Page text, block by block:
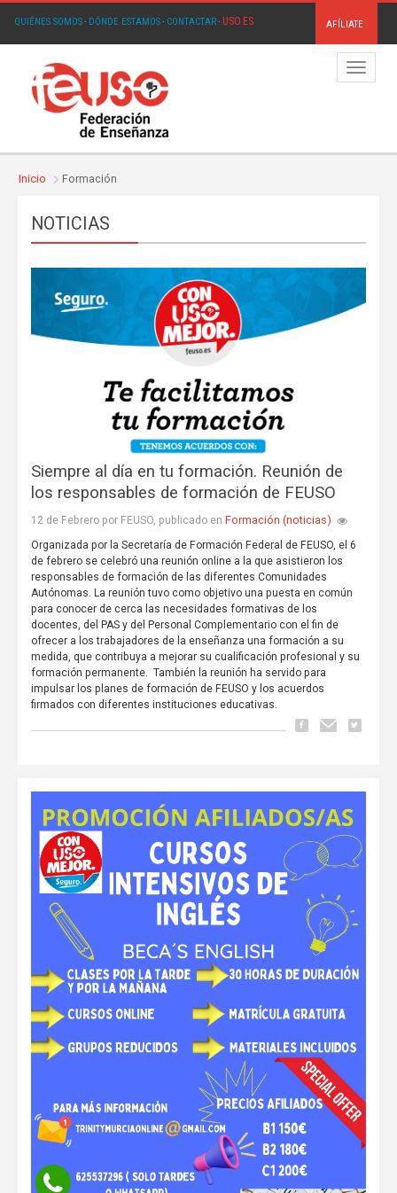
QUIÉNES SOMOS· DÓNDE ESTAMOS· CONTACTAR· USO.ES AFÍLIATE
Menú
Inicio Formación
NOTICIAS
Siempre al día en tu formación. Reunión de
los responsables de formación de FEUSO
12 de Febrero por FEUSO, publicado en Formación (noticias)
Organizada por la Secretaría de Formación Federal de FEUSO, el 6
de febrero se celebró una reunión online a la que asistieron los
responsables de formación de las diferentes Comunidades
Autónomas. La reunión tuvo como objetivo una puesta en común
para conocer de cerca las necesidades formativas de los
docentes, del PAS y del Personal Complementario con el fin de
ofrecer a los trabajadores de la enseñanza una formación a su
medida, que contribuya a mejorar su cualificación profesional y su
formación permanente. También la reunión ha servido para
impulsar los planes de formación de FEUSO y los acuerdos
firmados con diferentes instituciones educativas.